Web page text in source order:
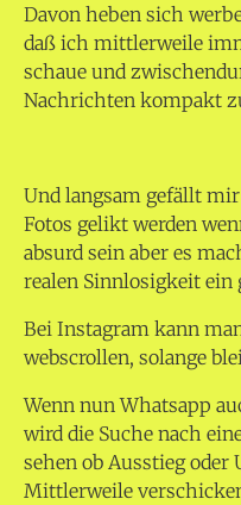
Davon heben sich
daß ich mittlerweile
schaue und
Nachrichten kompakt
Und langsam gefällt
Fotos gelikt werden
absurd sein aber es
realen Sinnlosigkeit ein
Bei Instagram kann
webscrollen, solange
Wenn nun Whatsapp
wird die Suche nach
sehen ob Ausstieg oder
Mittlerweile